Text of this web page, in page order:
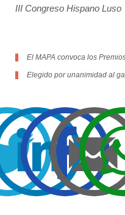
III Congreso Hispano Luso
El MAPA convoca los
Elegido por unanimidad al